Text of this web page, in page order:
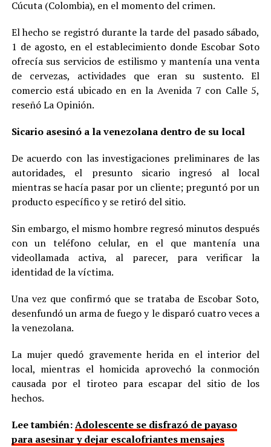
Cúcuta (Colombia), en el momento del crimen.
El hecho se registró durante la tarde del pasado sábado,
1 de agosto, en el establecimiento donde Escobar Soto
ofrecía sus servicios de estilismo y mantenía una venta
de cervezas, actividades que eran su sustento. El
comercio está ubicado en en la Avenida 7 con Calle 5,
reseñó La Opinión.
Sicario asesinó a la venezolana dentro de su local
De acuerdo con las investigaciones preliminares de las
autoridades, el presunto sicario ingresó al local
mientras se hacía pasar por un cliente; preguntó por un
producto específico y se retiró del sitio.
Sin embargo, el mismo hombre regresó minutos después
con un teléfono celular, en el que mantenía una
videollamada activa, al parecer, para verificar la
identidad de la víctima.
Una vez que confirmó que se trataba de Escobar Soto,
desenfundó un arma de fuego y le disparó cuatro veces a
la venezolana.
La mujer quedó gravemente herida en el interior del
local, mientras el homicida aprovechó la conmoción
causada por el tiroteo para escapar del sitio de los
hechos.
Lee también:Adolescente se disfrazó de payaso
para asesinar y dejar escalofriantes mensajes